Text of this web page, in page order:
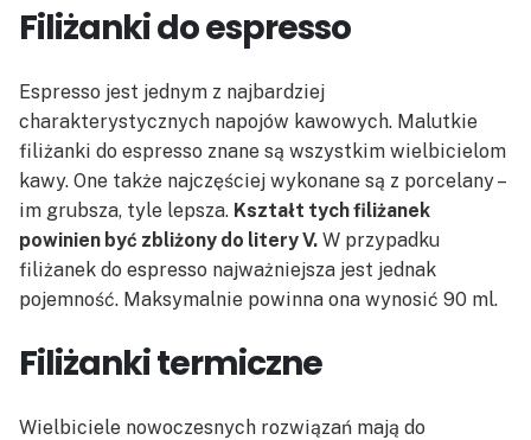
Filiżanki do espresso
Espresso jest jednym z najbardziej
charakterystycznych napojów kawowych. Malutkie
filiżanki do espresso znane są wszystkim wielbicielom
kawy. One także najczęściej wykonane są z porcelany –
im grubsza, tyle lepsza. Kształt tych filiżanek
powinien być zbliżony do litery V. W przypadku
filiżanek do espresso najważniejsza jest jednak
pojemność. Maksymalnie powinna ona wynosić 90 ml.
Filiżanki termiczne
Wielbiciele nowoczesnych rozwiązań mają do